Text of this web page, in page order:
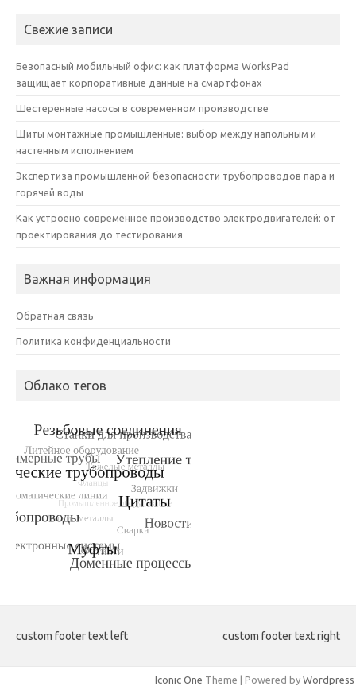
Свежие записи
Безопасный мобильный офис: как платформа WorksPad
защищает корпоративные данные на смартфонах
Шестеренные насосы в современном производстве
Щиты монтажные промышленные: выбор между напольным и
настенным исполнением
Экспертиза промышленной безопасности трубопроводов пара и
горячей воды
Как устроено современное производство электродвигателей: от
проектирования до тестирования
Важная информация
Обратная связь
Политика конфиденциальности
Облако тегов
custom footer text left custom footer text right
Iconic One Theme | Powered by Wordpress